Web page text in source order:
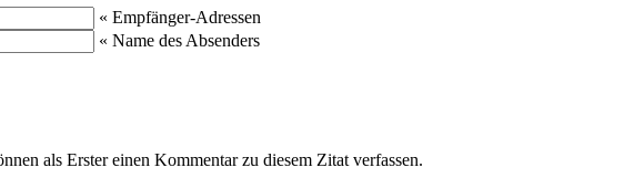
« Empfänger-Adressen
« Name des Absenders
als Erster einen Kommentar zu diesem Zitat verfassen.